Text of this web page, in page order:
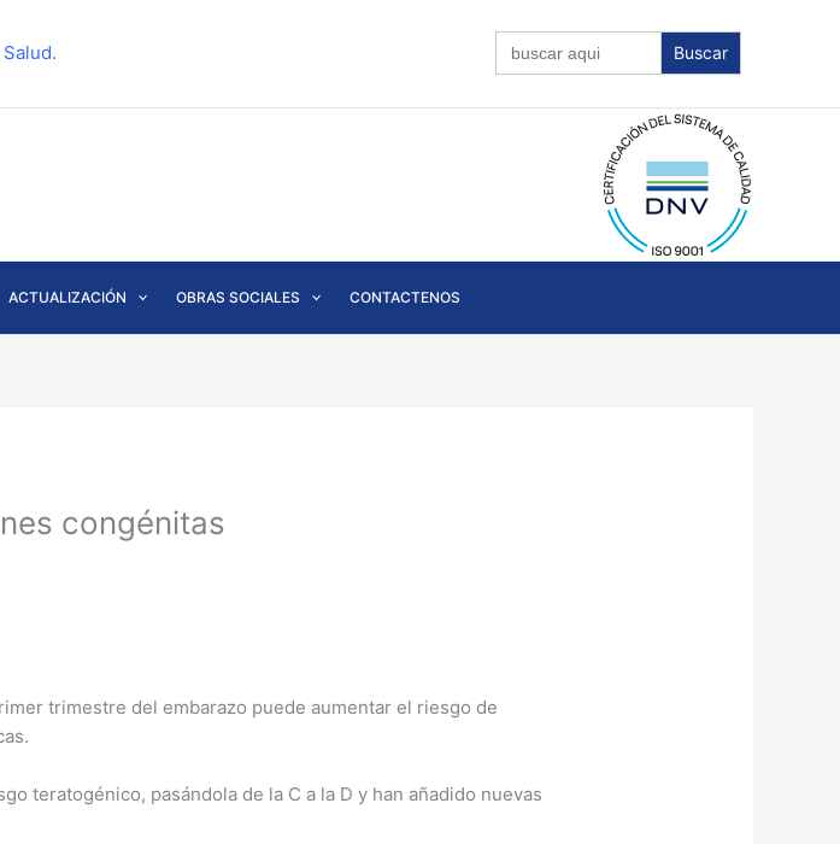
Buscar:
ACTUALIZACIÓN OBRAS SOCIALES CONTACTENOS
congénitas
trimestre del embarazo puede aumentar el riesgo de
teratogénico, pasándola de la C a la D y han añadido nuevas